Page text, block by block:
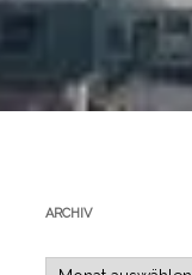
ARCHIV
Archiv